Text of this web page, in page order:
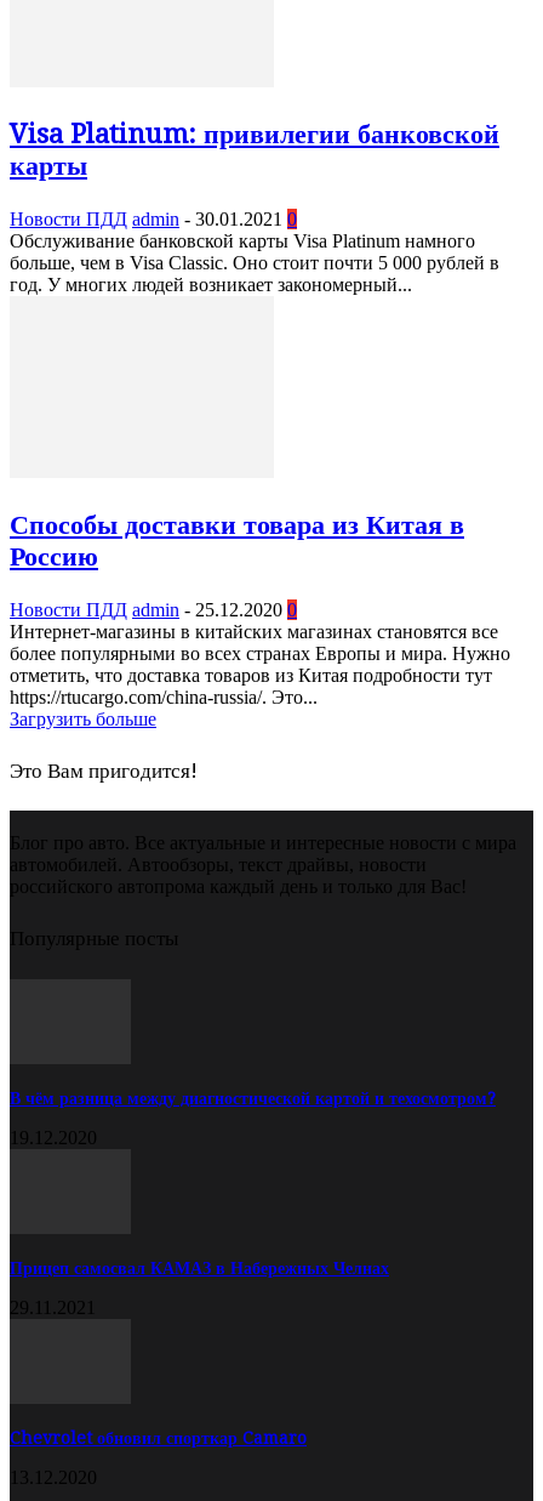
Visa Platinum: привилегии банковской
карты
Новости ПДД admin - 30.01.2021 0
Обслуживание банковской карты Visa Platinum намного
больше, чем в Visa Classic. Оно стоит почти 5 000 рублей в
год. У многих людей возникает закономерный...
Способы доставки товара из Китая в
Россию
Новости ПДД admin - 25.12.2020 0
Интернет-магазины в китайских магазинах становятся все
более популярными во всех странах Европы и мира. Нужно
отметить, что доставка товаров из Китая подробности тут
https://rtucargo.com/china-russia/. Это...
Загрузить больше
Это Вам пригодится!
Блог про авто. Все актуальные и интересные новости с мира
автомобилей. Автообзоры, текст драйвы, новости
российского автопрома каждый день и только для Вас!
Популярные посты
В чём разница между диагностической картой и техосмотром?
19.12.2020
Прицеп самосвал КАМАЗ в Набережных Челнах
29.11.2021
Chevrolet обновил спорткар Camaro
13.12.2020